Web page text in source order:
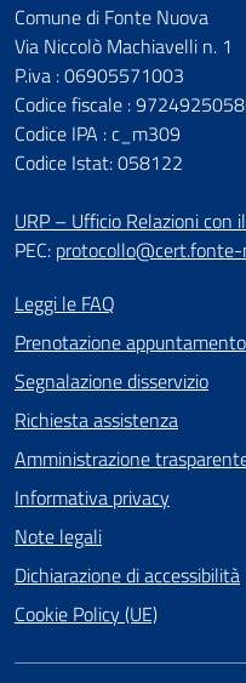
Comune di Fonte Nuova
Via Niccolò Machiavelli n. 1
P.iva : 06905571003
Codice fiscale :
Codice IPA : c_m309
Codice Istat: 058122
URP – Ufficio Relazioni con
PEC:
Leggi le FAQ
Prenotazione appuntamento
Segnalazione disservizio
Richiesta assistenza
Amministrazione
Informativa privacy
Note legali
Dichiarazione di accessibilità
Cookie Policy (UE)